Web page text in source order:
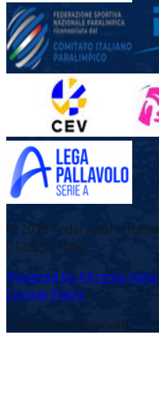
© 2026 Federazione
01382321006
Powered by Altrama Italia
Cookie Policy
Tutti i diritti riservati